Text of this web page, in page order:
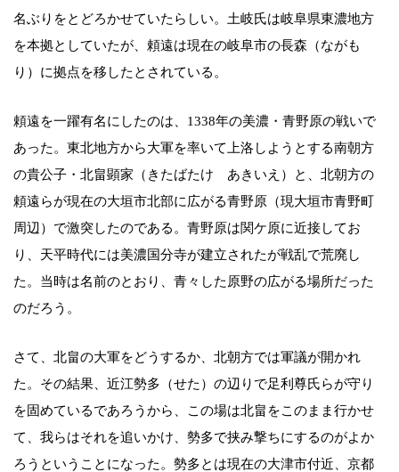
名ぶりをとどろかせていたらしい。土岐氏は岐阜県東濃地方
を本拠としていたが、頼遠は現在の岐阜市の長森（ながも
り）に拠点を移したとされている。
頼遠を一躍有名にしたのは、1338年の美濃・青野原の戦いで
あった。東北地方から大軍を率いて上洛しようとする南朝方
の貴公子・北畠顕家（きたばたけ あきいえ）と、北朝方の
頼遠らが現在の大垣市北部に広がる青野原（現大垣市青野町
周辺）で激突したのである。青野原は関ケ原に近接してお
り、天平時代には美濃国分寺が建立されたが戦乱で荒廃し
た。当時は名前のとおり、青々した原野の広がる場所だった
のだろう。
さて、北畠の大軍をどうするか、北朝方では軍議が開かれ
た。その結果、近江勢多（せた）の辺りで足利尊氏らが守り
を固めているであろうから、この場は北畠をこのまま行かせ
て、我らはそれを追いかけ、勢多で挟み撃ちにするのがよか
ろうということになった。勢多とは現在の大津市付近、京都